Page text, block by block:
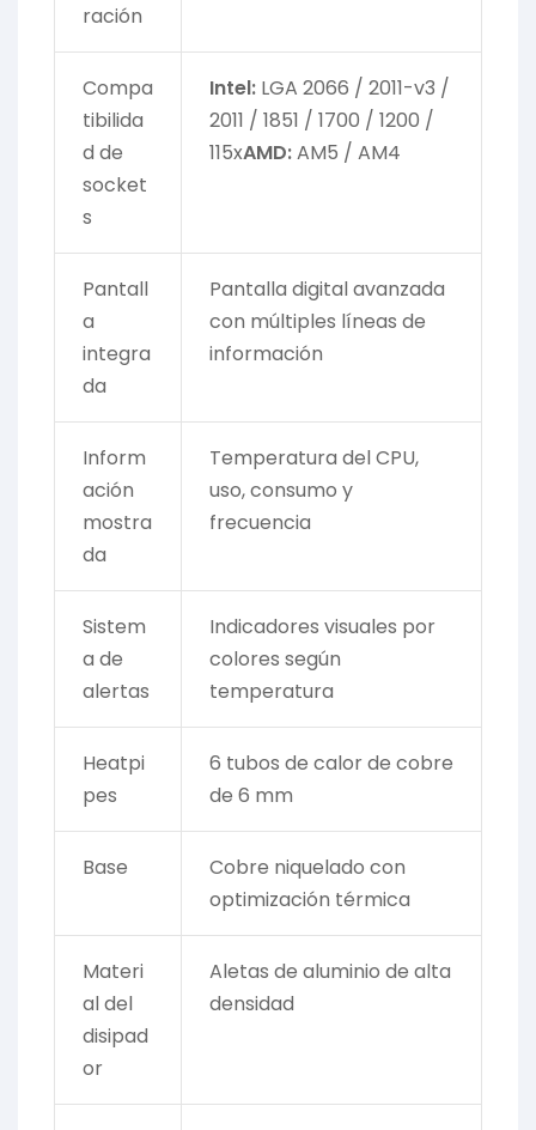
ración
Compa
tibilida
d de
socket
s
Intel:LGA 2066 / 2011-v3 /
2011 / 1851 / 1700 / 1200 /
115xAMD:AM5 / AM4
Pantall
a
integra
da
Pantalla digital avanzada
con múltiples líneas de
información
Inform
ación
mostra
da
Temperatura del CPU,
uso, consumo y
frecuencia
Sistem
a de
alertas
Indicadores visuales por
colores según
temperatura
Heatpi
pes
6 tubos de calor de cobre
de 6 mm
Base
Cobre niquelado con
optimización térmica
Materi
al del
disipad
or
Aletas de aluminio de alta
densidad